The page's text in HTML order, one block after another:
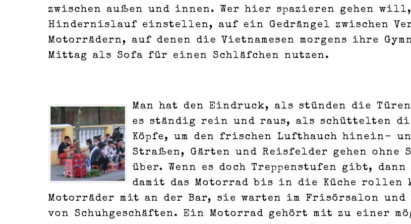
zwischen außen und innen. Wer hier spazieren gehen
Hindernislauf einstellen, auf ein Gedrängel zwischen
Motorrädern, auf denen die Vietnamesen morgens ihre
Mittag als Sofa für einen Schläfchen nutzen.
Man hat den Eindruck, als stünden die
es ständig rein und raus, als schüttelten
Köpfe, um den frischen Lufthauch hinein-
Straßen, Gärten und Reisfelder gehen ohne
über. Wenn es doch Treppenstufen gibt,
damit das Motorrad bis in die Küche rollen
Motorräder mit an der Bar, sie warten im Frisörsalon und
von Schuhgeschäften. Ein Motorrad gehört mit zu einer